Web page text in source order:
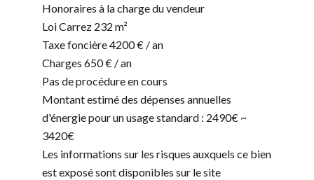
Honoraires à la charge du vendeur
Loi Carrez 232 m²
Taxe foncière4200 € / an
Charges 650 € / an
Pas de procédure en cours
Montant estimé des dépenses annuelles
d'énergie pour un usage standard : 2490€ ~
3420€
Les informations sur les risques auxquels ce bien
est exposé sont disponibles sur le site